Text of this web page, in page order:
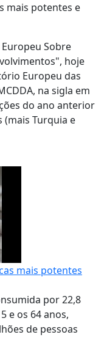
mais potentes e
Sobre
hoje
Europeu das
na sigla em
do ano anterior
Turquia e
mais potentes
por 22,8
e os 64 anos,
de pessoas